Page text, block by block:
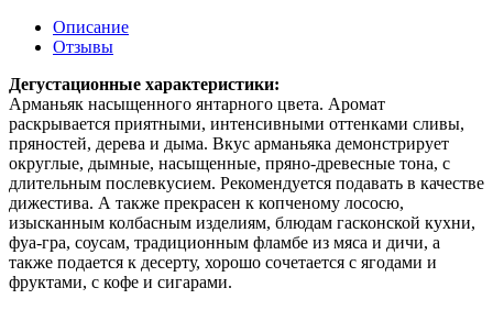
Описание
Отзывы
Дегустационные характеристики:
Арманьяк насыщенного янтарного цвета. Аромат
раскрывается приятными, интенсивными оттенками сливы,
пряностей, дерева и дыма. Вкус арманьяка демонстрирует
округлые, дымные, насыщенные, пряно-древесные тона, с
длительным послевкусием. Рекомендуется подавать в качестве
дижестива. А также прекрасен к копченому лососю,
изысканным колбасным изделиям, блюдам гасконской кухни,
фуа-гра, соусам, традиционным фламбе из мяса и дичи, а
также подается к десерту, хорошо сочетается с ягодами и
фруктами, с кофе и сигарами.